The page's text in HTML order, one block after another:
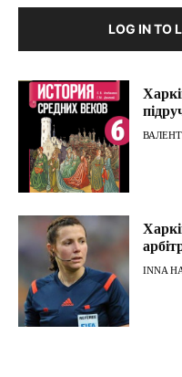
LOG IN TO
INNA